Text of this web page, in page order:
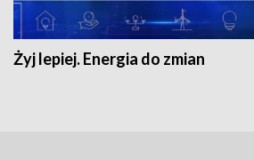
Żyj lepiej. Energia do zmian